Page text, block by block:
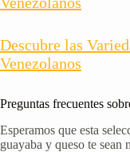
Descubre las
Venezolanos
Preguntas frecuentes
Esperamos que esta
guayaba y queso te sean